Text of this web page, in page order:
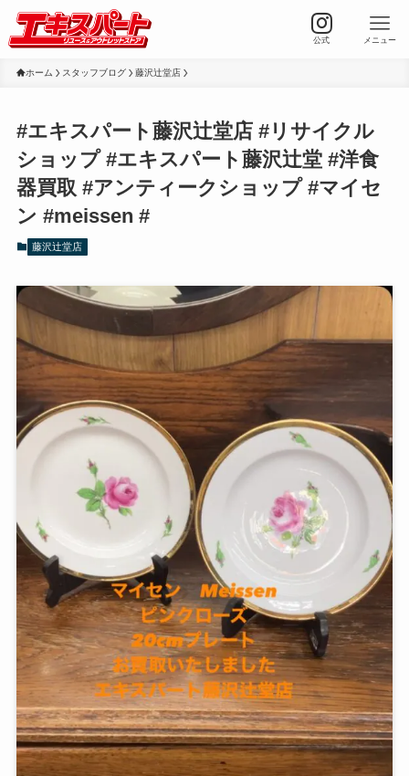
公式 メニュー
ホーム スタッフブログ 藤沢辻堂店
#エキスパート藤沢辻堂店 #リサイクル
ショップ #エキスパート藤沢辻堂 #洋食
器買取 #アンティークショップ #マイセ
ン #meissen #
藤沢辻堂店